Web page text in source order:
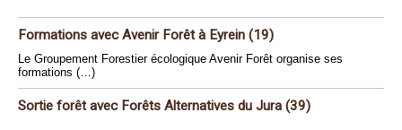
Formations avec Avenir Forêt à Eyrein (19)
Le Groupement Forestier écologique Avenir Forêt organise ses
formations (…)
Sortie forêt avec Forêts Alternatives du Jura (39)